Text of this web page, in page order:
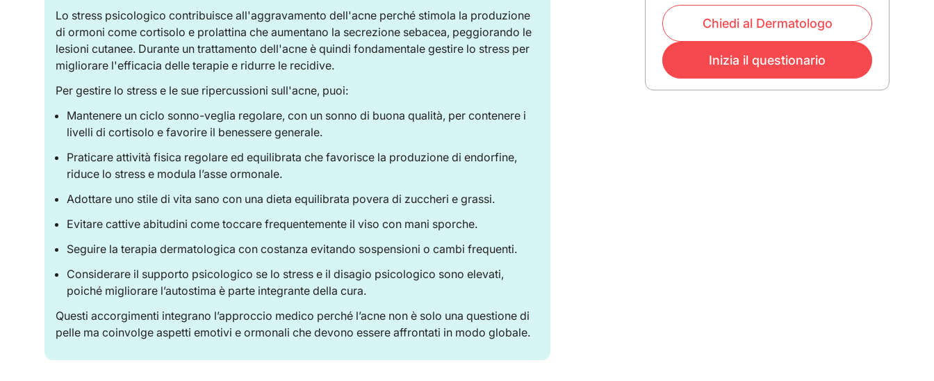
Lo stress psicologico contribuisce all'aggravamento dell'acne perché stimola la produzione
di ormoni come cortisolo e prolattina che aumentano la secrezione sebacea, peggiorando le
lesioni cutanee. Durante un trattamento dell'acne è quindi fondamentale gestire lo stress per
migliorare l'efficacia delle terapie e ridurre le recidive.
Per gestire lo stress e le sue ripercussioni sull'acne, puoi:
Mantenere un ciclo sonno-veglia regolare, con un sonno di buona qualità, per contenere i
livelli di cortisolo e favorire il benessere generale.
Praticare attività fisica regolare ed equilibrata che favorisce la produzione di endorfine,
riduce lo stress e modula l’asse ormonale.
Adottare uno stile di vita sano con una dieta equilibrata povera di zuccheri e grassi.
Evitare cattive abitudini come toccare frequentemente il viso con mani sporche.
Seguire la terapia dermatologica con costanza evitando sospensioni o cambi frequenti.
Considerare il supporto psicologico se lo stress e il disagio psicologico sono elevati,
poiché migliorare l’autostima è parte integrante della cura.
Questi accorgimenti integrano l’approccio medico perché l’acne non è solo una questione di
pelle ma coinvolge aspetti emotivi e ormonali che devono essere affrontati in modo globale.
Chiedi al Dermatologo
Inizia il questionario